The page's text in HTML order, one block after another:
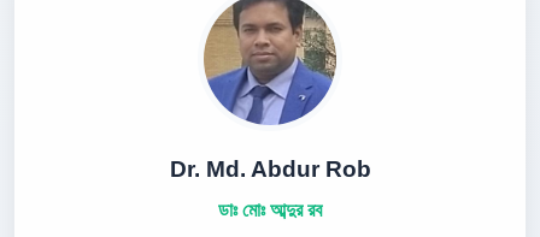
Dr. Md. Abdur Rob
ডাঃ মোঃ আব্দুর রব